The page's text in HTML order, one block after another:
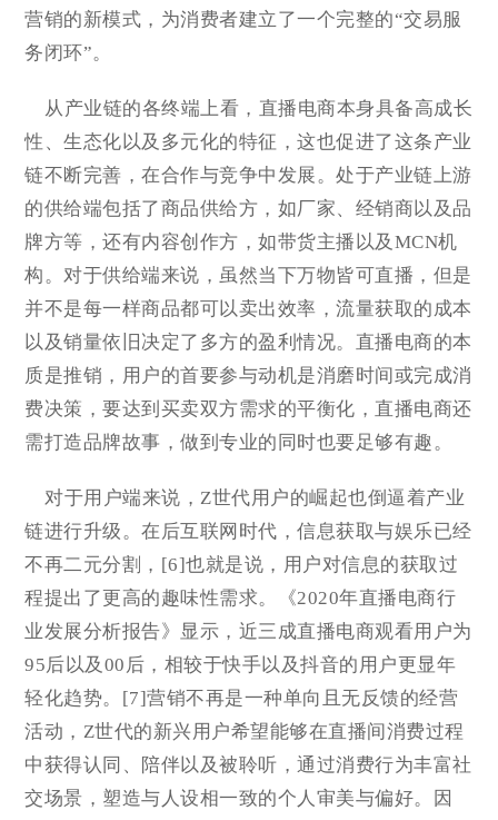
营销的新模式，为消费者建立了一个完整的“交易服
务闭环”。
从产业链的各终端上看，直播电商本身具备高成长
性、生态化以及多元化的特征，这也促进了这条产业
链不断完善，在合作与竞争中发展。处于产业链上游
的供给端包括了商品供给方，如厂家、经销商以及品
牌方等，还有内容创作方，如带货主播以及MCN机
构。对于供给端来说，虽然当下万物皆可直播，但是
并不是每一样商品都可以卖出效率，流量获取的成本
以及销量依旧决定了多方的盈利情况。直播电商的本
质是推销，用户的首要参与动机是消磨时间或完成消
费决策，要达到买卖双方需求的平衡化，直播电商还
需打造品牌故事，做到专业的同时也要足够有趣。
对于用户端来说，Z世代用户的崛起也倒逼着产业
链进行升级。在后互联网时代，信息获取与娱乐已经
不再二元分割，[6]也就是说，用户对信息的获取过
程提出了更高的趣味性需求。《2020年直播电商行
业发展分析报告》显示，近三成直播电商观看用户为
95后以及00后，相较于快手以及抖音的用户更显年
轻化趋势。[7]营销不再是一种单向且无反馈的经营
活动，Z世代的新兴用户希望能够在直播间消费过程
中获得认同、陪伴以及被聆听，通过消费行为丰富社
交场景，塑造与人设相一致的个人审美与偏好。因